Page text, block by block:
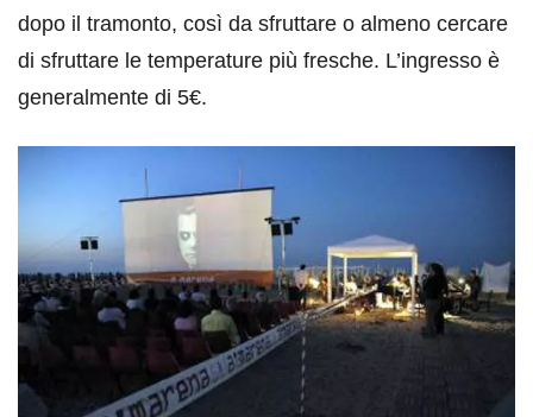
dopo il tramonto, così da sfruttare o almeno cercare
di sfruttare le temperature più fresche. L’ingresso è
generalmente di 5€.